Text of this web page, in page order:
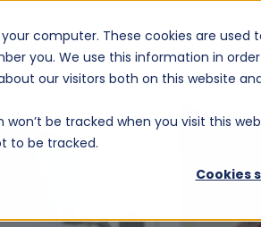
your computer. These cookies are
you. We use this information in
our visitors both on this website
be tracked when you visit this
to be tracked.
Cookies
Рішення
Це поле